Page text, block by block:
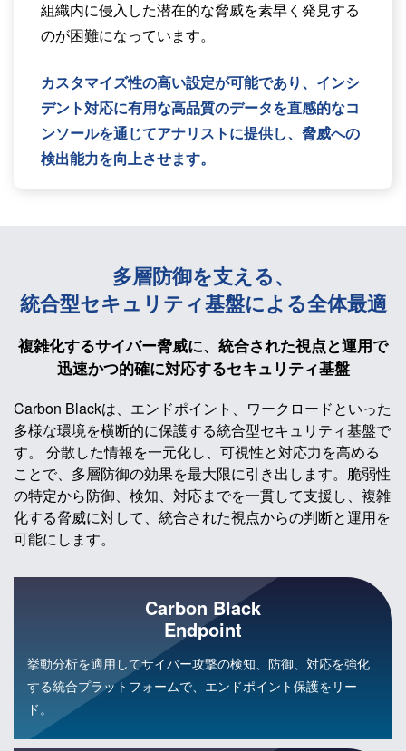
組織内に侵入した潜在的な脅威を素早く発見する
のが困難になっています。
カスタマイズ性の高い設定が可能であり、インシ
デント対応に有用な高品質のデータを直感的なコ
ンソールを通じてアナリストに提供し、脅威への
検出能力を向上させます。
多層防御を支える、
統合型セキュリティ基盤による全体最適
複雑化するサイバー脅威に、 統合された視点と運用で
迅速かつ的確に対応するセキュリティ基盤
Carbon Blackは、エンドポイント、ワークロードといった
多様な環境を横断的に保護する統合型セキュリティ基盤で
す。 分散した情報を一元化し、可視性と対応力を高める
ことで、多層防御の効果を最大限に引き出します。脆弱性
の特定から防御、検知、対応までを一貫して支援し、複雑
化する脅威に対して、統合された視点からの判断と運用を
可能にします。
Carbon Black
Endpoint
挙動分析を適用してサイバー攻撃の検知、防御、対応を強化
する統合プラットフォームで、エンドポイント保護をリー
ド。